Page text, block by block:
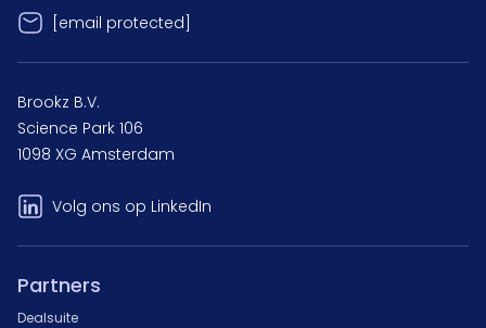
[email protected]
Brookz B.V.
Science Park 106
1098 XG Amsterdam
Volg ons op LinkedIn
Partners
Dealsuite